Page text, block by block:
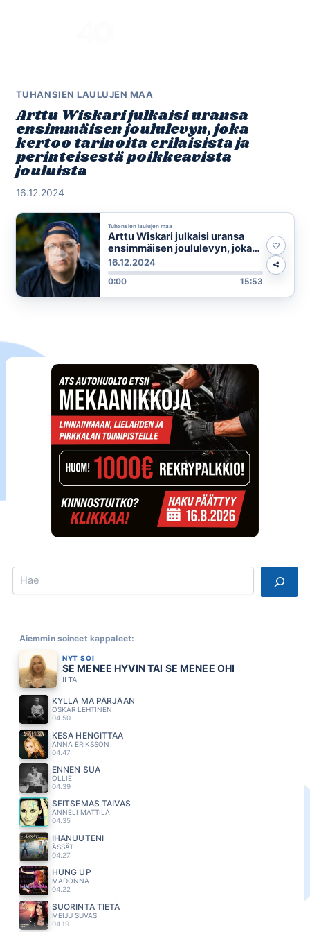
TUHANSIEN LAULUJEN MAA
Arttu Wiskari julkaisi uransa
ensimmäisen joululevyn, joka
kertoo tarinoita erilaisista ja
perinteisestä poikkeavista
jouluista
16.12.2024
Tuhansien laulujen maa
Arttu Wiskari julkaisi uransa
ensimmäisen joululevyn, joka
kertoo tarinoita erilaisista ja
perinteisestä poikkeavista
jouluista
16.12.2024
0:00 15:53
Search
Aiemmin soineet kappaleet:
NYT SOI
SE MENEE HYVIN TAI SE MENEE OHI
ILTA
KYLLÄ MÄ PÄRJÄÄN
OSKAR LEHTINEN
04.50
KESA HENGITTÄÄ
ANNA ERIKSSON
04.47
ENNEN SUA
OLLIE
04.39
SEITSEMAS TAIVAS
ANNELI MATTILA
04.35
IHANUUTENI
ÄSSÄT
04.27
HUNG UP
MADONNA
04.22
SUORINTA TIETÄ
MEIJU SUVAS
04.19